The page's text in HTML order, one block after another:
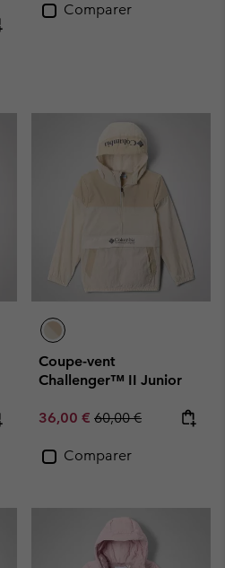
Comparer
Coupe-vent
Challenger™ II Junior
Sale price:
36,00 € Regular price:
60,00 €
Comparer